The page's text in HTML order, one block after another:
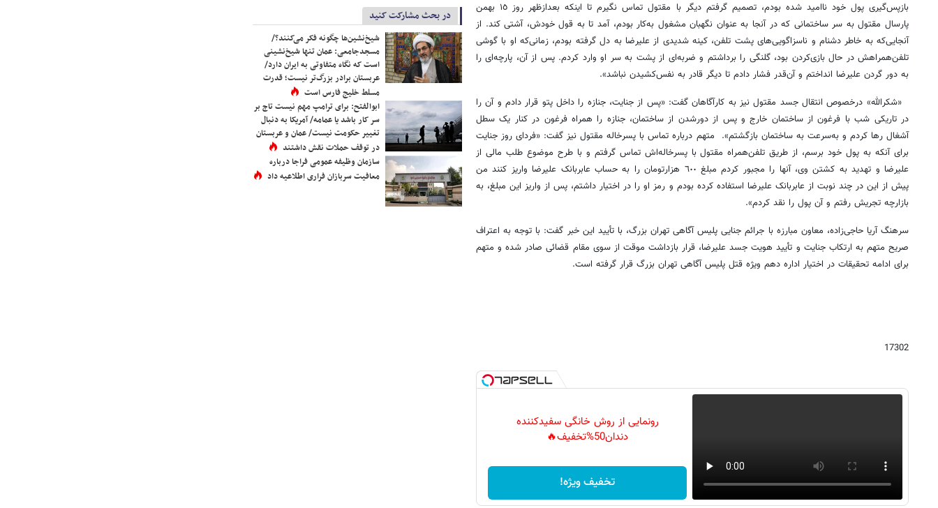
بازپس‌گیری پول خود ناامید شده بودم، تصمیم گرفتم دیگر با مقتول تماس نگیرم تا اینکه بعدازظهر روز ١٥ بهمن
پارسال مقتول به سر ساختمانی که در آنجا به عنوان نگهبان مشغول به‌کار بودم، آمد تا به قول خودش، آشتی کند. از
آنجایی‌که به خاطر دشنام و ناسزاگویی‌های پشت تلفن، کینه شدیدی از علیرضا به دل گرفته بودم، زمانی‌که او با گوشی
تلفن‌همراهش در حال بازی‌کردن بود، گلنگی را برداشتم و ضربه‌ای از پشت به سر او وارد کردم. پس از آن، پارچه‌ای را
به دور گردن علیرضا انداختم و آن‌قدر فشار دادم تا دیگر قادر به نفس‌کشیدن نباشد».
«شکرالله» درخصوص انتقال جسد مقتول نیز به کارآگاهان گفت: «پس از جنایت، جنازه را داخل پتو قرار دادم و آن را
در تاریکی شب با فرغون از ساختمان خارج و پس از دورشدن از ساختمان، جنازه را همراه فرغون در کنار یک سطل
آشغال رها کردم و به‌سرعت به ساختمان بازگشتم». متهم درباره تماس با پسرخاله مقتول نیز گفت: «فردای روز جنایت
برای آنکه به پول خود برسم، از طریق تلفن‌همراه مقتول با پسرخاله‌اش تماس گرفتم و با طرح موضوع طلب مالی از
علیرضا و تهدید به کشتن وی، آنها را مجبور کردم مبلغ ٦٠٠ هزارتومان را به حساب عابربانک علیرضا واریز کنند من
پیش از این در چند نوبت از عابربانک علیرضا استفاده کرده بودم و رمز او را در اختیار داشتم، پس از واریز این مبلغ، به
بازارچه تجریش رفتم و آن پول را نقد کردم».
سرهنگ آریا حاجی‌زاده، معاون مبارزه با جرائم جنایی پلیس آگاهی تهران بزرگ، با تأیید این خبر گفت: با توجه به اعتراف
صریح متهم به ارتکاب جنایت و تأیید هویت جسد علیرضا، قرار بازداشت موقت از سوی مقام قضائی صادر شده و متهم
برای ادامه تحقیقات در اختیار اداره دهم ویژه قتل پلیس آگاهی تهران بزرگ قرار گرفته است.
17302
رونمایی از روش خانگی سفیدکننده
دندان50%تخفیف🔥
تخفیف ویژه!
در بحث مشارکت کنید
شیخ‌نشین‌ها چگونه فکر می‌کنند؟/
مسجدجامعی: عمان تنها شیخ‌نشینی
است که نگاه متفاوتی به ایران دارد/
عربستان برادر بزرگ‌تر نیست؛ قدرت
مسلط خلیج فارس است
ابوالفتح: برای ترامپ مهم نیست تاج بر
سر کار باشد یا عمامه/ آمریکا به دنبال
تغییر حکومت نیست/ عمان و عربستان
در توقف حملات نقش داشتند
سازمان وظیفه عمومی فراجا درباره
معافیت سربازان فراری اطلاعیه داد